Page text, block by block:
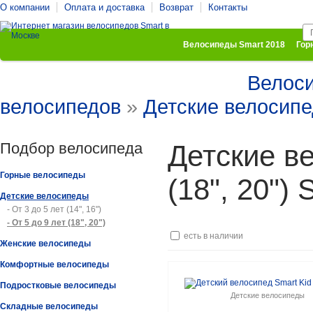
О компании Оплата и доставка Возврат Контакты
Велосипеды Smart 2018
велосипедов » Детские
Подбор велосипеда
Горные велосипеды
Детские велосипеды
- От 3 до 5 лет (14", 16")
- От 5 до 9 лет (18", 20")
Женские велосипеды
Комфортные велосипеды
Подростковые велосипеды
Складные велосипеды
Детские
(18", 20")
есть в наличии
Детские велосипеды